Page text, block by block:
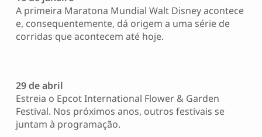
A primeira Maratona Mundial Walt Disney acontece
e, consequentemente, dá origem a uma série de
corridas que acontecem até hoje.
29 de abril
Estreia o Epcot International Flower & Garden
Festival. Nos próximos anos, outros festivais se
juntam à programação.